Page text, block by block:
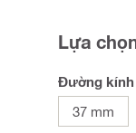
Lựa
Đường kính
37 mm